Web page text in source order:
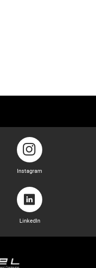
Instagram
LinkedIn